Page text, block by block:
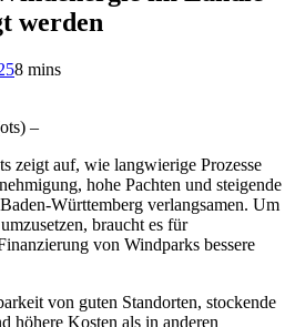
werden
8 mins
–
zeigt auf, wie langwierige Prozesse
hohe Pachten und steigende
Württemberg verlangsamen. Um
braucht es für
von Windparks bessere
von guten Standorten, stockende
höhere Kosten als in anderen